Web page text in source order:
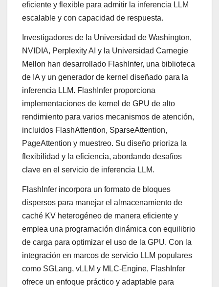
eficiente y flexible para admitir la inferencia LLM
escalable y con capacidad de respuesta.
Investigadores de la Universidad de Washington,
NVIDIA, Perplexity AI y la Universidad Carnegie
Mellon han desarrollado FlashInfer, una biblioteca
de IA y un generador de kernel diseñado para la
inferencia LLM. FlashInfer proporciona
implementaciones de kernel de GPU de alto
rendimiento para varios mecanismos de atención,
incluidos FlashAttention, SparseAttention,
PageAttention y muestreo. Su diseño prioriza la
flexibilidad y la eficiencia, abordando desafíos
clave en el servicio de inferencia LLM.
FlashInfer incorpora un formato de bloques
dispersos para manejar el almacenamiento de
caché KV heterogéneo de manera eficiente y
emplea una programación dinámica con equilibrio
de carga para optimizar el uso de la GPU. Con la
integración en marcos de servicio LLM populares
como SGLang, vLLM y MLC-Engine, FlashInfer
ofrece un enfoque práctico y adaptable para